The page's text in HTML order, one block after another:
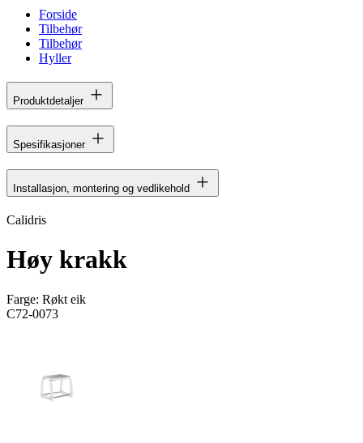
Forside
Tilbehør
Tilbehør
Hyller
Produktdetaljer
Spesifikasjoner
Installasjon, montering og vedlikehold
Calidris
Høy krakk
Farge: Røkt eik
C72-0073